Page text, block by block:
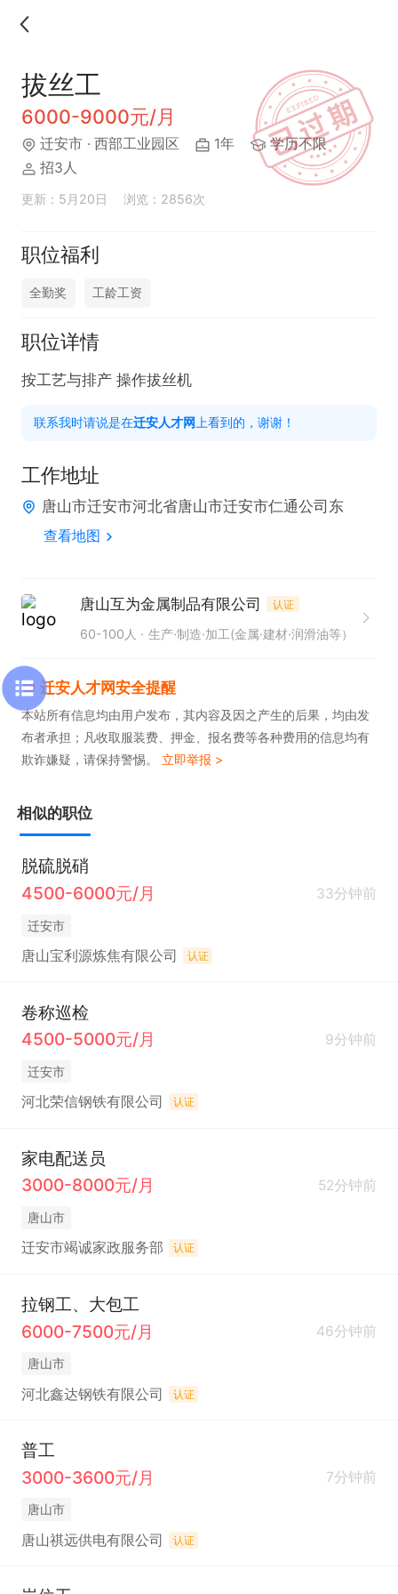
拔丝工
6000-9000元/月
迁安市 · 西部工业园区 1年
学历不限
招3人
更新：5月20日 浏览：2856次
职位福利
全勤奖 工龄工资
职位详情
按工艺与排产 操作拔丝机
联系我时请说是在迁安人才网 上看到的，谢谢！
工作地址
唐山市迁安市河北省唐山市迁安市仁通公司东
查看地图
唐山互为金属制品有限公司 认证
60-100人 生产·制造·加工(金属·建材·润滑油等）
迁安人才网安全提醒
本站所有信息均由用户发布，其内容及因之产生的后果，均由发
布者承担；凡收取服装费、押金、报名费等各种费用的信息均有
欺诈嫌疑，请保持警惕。 立即举报 >
相似的职位
脱硫脱硝
4500-6000元/月
33分钟前
迁安市
唐山宝利源炼焦有限公司 认证
卷称巡检
4500-5000元/月
9分钟前
迁安市
河北荣信钢铁有限公司 认证
家电配送员
3000-8000元/月
52分钟前
唐山市
迁安市竭诚家政服务部 认证
拉钢工、大包工
6000-7500元/月
46分钟前
唐山市
河北鑫达钢铁有限公司 认证
普工
3000-3600元/月
7分钟前
唐山市
唐山祺远供电有限公司 认证